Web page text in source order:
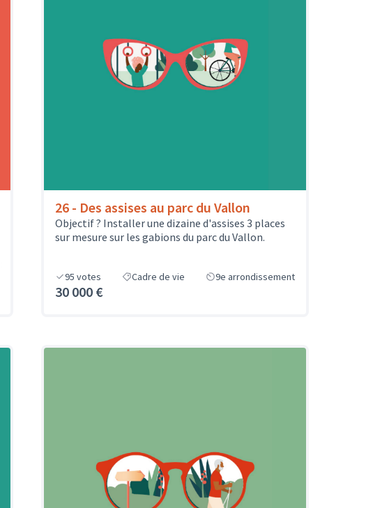
26 - Des assises au parc du Vallon
Objectif ? Installer une dizaine d'assises 3 places
sur mesure sur les gabions du parc du Vallon.
95 votes Cadre de vie 9e arrondissement
30 000 €